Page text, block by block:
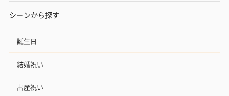
シーンから探す
誕生日
結婚祝い
出産祝い